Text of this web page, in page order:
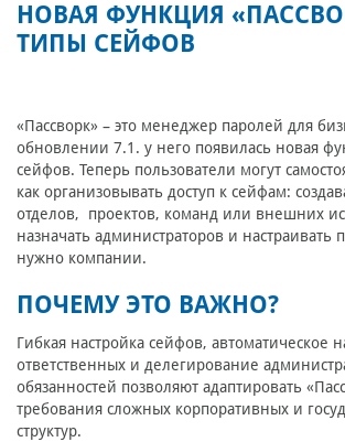
НОВАЯ ФУНКЦИЯ
ТИПЫ СЕЙФОВ
«Пассворк» – это менеджер паролей для
обновлении 7.1. у него появилась новая
сейфов. Теперь пользователи могут
как организовывать доступ к сейфам:
отделов, проектов, команд или внешних
назначать администраторов и настраивать
нужно компании.
ПОЧЕМУ ЭТО ВАЖНО?
Гибкая настройка сейфов, автоматическое
ответственных и делегирование
обязанностей позволяют адаптировать
требования сложных корпоративных и
структур.